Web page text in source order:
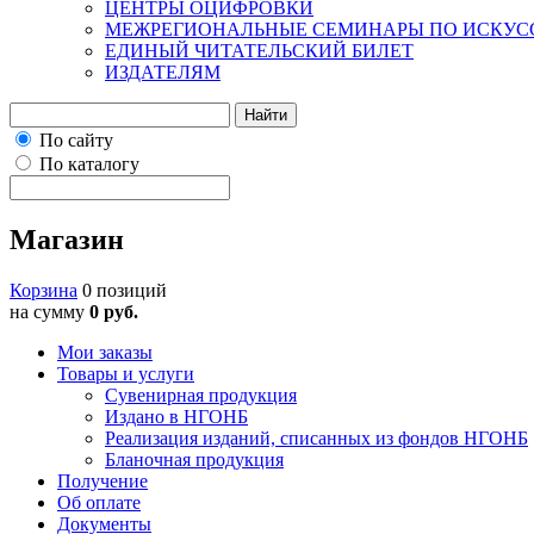
ЦЕНТРЫ ОЦИФРОВКИ
МЕЖРЕГИОНАЛЬНЫЕ СЕМИНАРЫ ПО
ЕДИНЫЙ ЧИТАТЕЛЬСКИЙ БИЛЕТ
ИЗДАТЕЛЯМ
Найти
По сайту
По каталогу
Магазин
Корзина 0 позиций
на сумму 0 руб.
Мои заказы
Товары и услуги
Сувенирная продукция
Издано в НГОНБ
Реализация изданий, списанных из фондов НГОНБ
Бланочная продукция
Получение
Об оплате
Документы